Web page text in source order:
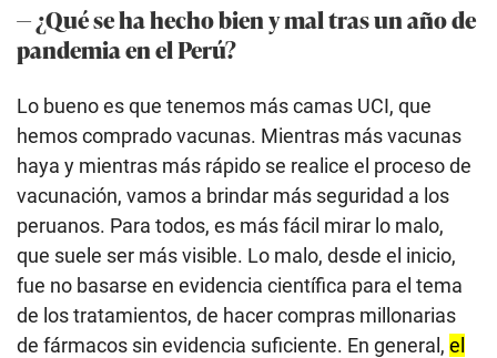
— ¿Qué se ha hecho bien y mal tras un año de
pandemia en el Perú?
Lo bueno es que tenemos más camas UCI, que
hemos comprado vacunas. Mientras más vacunas
haya y mientras más rápido se realice el proceso de
vacunación, vamos a brindar más seguridad a los
peruanos. Para todos, es más fácil mirar lo malo,
que suele ser más visible. Lo malo, desde el inicio,
fue no basarse en evidencia científica para el tema
de los tratamientos, de hacer compras millonarias
de fármacos sin evidencia suficiente. En general, el